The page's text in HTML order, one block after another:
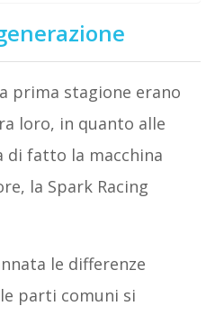
prima stagione erano
loro, in quanto alle
di fatto la macchina
la Spark Racing
le differenze
parti comuni si